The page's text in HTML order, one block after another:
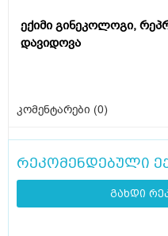
ექიმი გინეკოლოგი,
დავიდოვა
კომენტარები (0)
რეკომენდებული
გახდი